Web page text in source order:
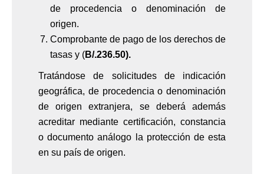
de procedencia o denominación de
origen.
Comprobante de pago de los derechos de
tasas y (B/.236.50).
Tratándose de solicitudes de indicación
geográfica, de procedencia o denominación
de origen extranjera, se deberá además
acreditar mediante certificación, constancia
o documento análogo la protección de esta
en su país de origen.